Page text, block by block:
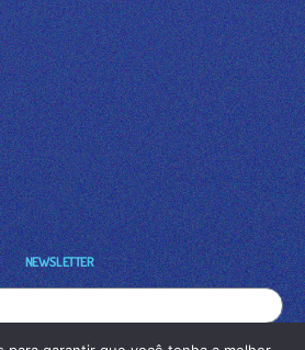
NEWSLETTER